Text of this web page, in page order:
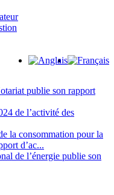
publie son rapport
de l’activité des
la consommation pour la
d’ac...
de l’énergie publie son